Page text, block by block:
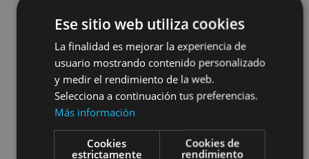
Localidades Castillos y fortalezas
Arquitectura religiosa
Ese sitio web utiliza cookies
La finalidad es mejorar la experiencia de
usuario mostrando contenido personalizado
y medir el rendimiento de la web.
Selecciona a continuación tus preferencias.
Más información
Cookies
estrictamente
Cookies de
rendimiento